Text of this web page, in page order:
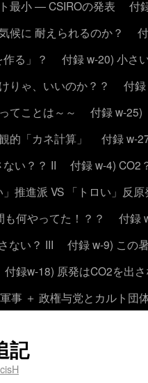
最小 ― CSIROの発表
付
候に 耐えられるのか？
る」？
付録 w-20) 小さ
りゃ、いいのか？？
付
てことは～～
付録 w-25)
的「カネ計算」
付録 w-
い？？ II
付録 w-4) CO2
推進派 VS 「トロい」反
何やってた！？？
付録
ない？ III
付録 w-9) この
付録w-18) 原発はCO2を出
事 ＋ 政権与党とカルト団
記